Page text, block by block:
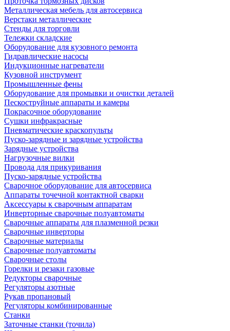
Металлическая мебель для автосервиса
Верстаки металлические
Стенды для торговли
Тележки складские
Оборудование для кузовного ремонта
Гидравлические насосы
Индукционные нагреватели
Кузовной инструмент
Промышленные фены
Оборудование для промывки и очистки деталей
Пескоструйные аппараты и камеры
Покрасочное оборудование
Сушки инфракрасные
Пневматические краскопульты
Пуско-зарядные и зарядные устройства
Зарядные устройства
Нагрузочные вилки
Провода для прикуривания
Пуско-зарядные устройства
Сварочное оборудование для автосервиса
Аппараты точечной контактной сварки
Аксессуары к сварочным аппаратам
Инверторные сварочные полуавтоматы
Сварочные аппараты для плазменной резки
Сварочные инверторы
Сварочные материалы
Сварочные полуавтоматы
Сварочные столы
Горелки и резаки газовые
Редукторы сварочные
Регуляторы азотные
Рукав пропановый
Регуляторы комбинированные
Станки
Заточные станки (точила)